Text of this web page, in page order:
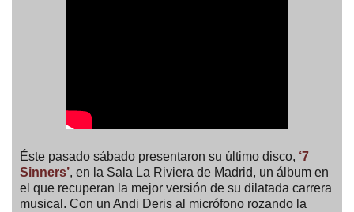
Éste pasado sábado presentaron su último disco, ‘7
Sinners’, en la Sala La Riviera de Madrid, un álbum en
el que recuperan la mejor versión de su dilatada carrera
musical. Con un Andi Deris al micrófono rozando la